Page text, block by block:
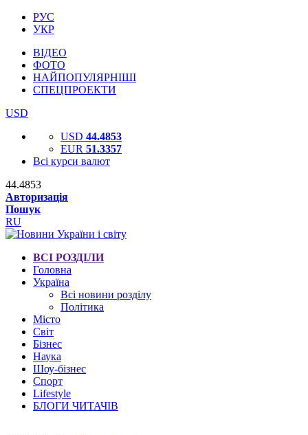
РУС
УКР
ВІДЕО
ФОТО
НАЙПОПУЛЯРНІШІ
СПЕЦПРОЕКТИ
USD
USD 44.4853
EUR 51.3357
Всі курси валют
44.4853
Авторизація
Пошук
RU
ВСІ РОЗДІЛИ
Головна
Україна
Всі новини розділу
Політика
Місто
Світ
Бізнес
Наука
Шоу-бізнес
Спорт
Lifestyle
БЛОГИ ЧИТАЧІВ